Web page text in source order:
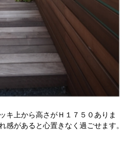
キ上から高さがＨ１７５０ありま
感があると心置きなく過ごせます。